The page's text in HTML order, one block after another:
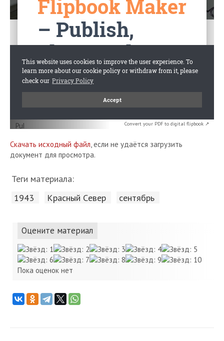
Convert your PDF to digital flipbook ↗
Скачать исходный файл, если не удаётся загрузить
документ для просмотра.
Теги материала:
1943 Красный Cевер сентябрь
Оцените материал
Пока оценок нет